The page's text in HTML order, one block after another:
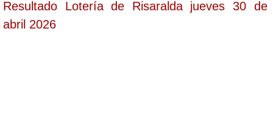
Resultado Lotería de Risaralda jueves 30 de
abril 2026